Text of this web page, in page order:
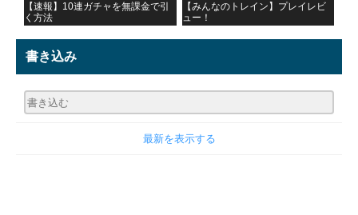
【速報】10連ガチャを無課金で引
く方法
【みんなのトレイン】プレイレビ
ュー！
書き込み
最新を表示する